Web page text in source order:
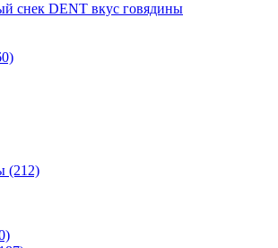
снек DENT вкус говядины
(212)